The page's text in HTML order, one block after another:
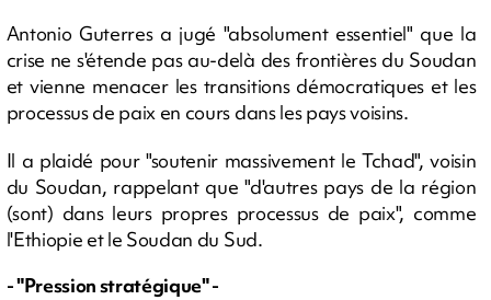
Antonio Guterres a jugé "absolument essentiel" que la
crise ne s'étende pas au-delà des frontières du Soudan
et vienne menacer les transitions démocratiques et les
processus de paix en cours dans les pays voisins.
Il a plaidé pour "soutenir massivement le Tchad", voisin
du Soudan, rappelant que "d'autres pays de la région
(sont) dans leurs propres processus de paix", comme
l'Ethiopie et le Soudan du Sud.
- "Pression stratégique" -